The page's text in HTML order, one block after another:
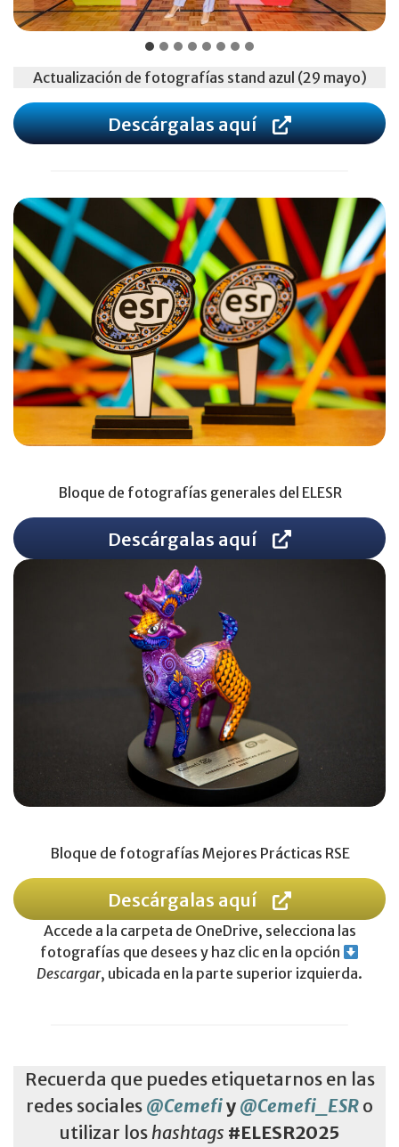
Actualización de fotografías stand azul (29 mayo)
Descárgalas aquí
Bloque de fotografías generales del ELESR
Descárgalas aquí
Bloque de fotografías Mejores Prácticas RSE
Descárgalas aquí
Accede a la carpeta de OneDrive, selecciona las
fotografías que desees y haz clic en la opción
Descargar, ubicada en la parte superior izquierda.
Recuerda que puedes etiquetarnos en las
redes sociales @Cemefiy @Cemefi_ESR o
utilizar los hashtags #ELESR2025